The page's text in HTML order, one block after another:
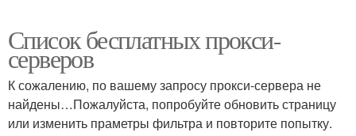
Список бесплатных прокси-
серверов
К сожалению, по вашему запросу прокси-сервера не
найдены…Пожалуйста, попробуйте обновить страницу
или изменить праметры фильтра и повторите попытку.